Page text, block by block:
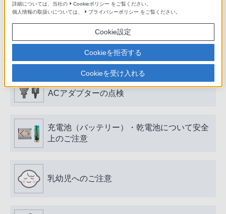
安全で上手な使いかた
愛情点検のおすすめ
電源プラグ・コード、USB端子・ケーブル、
ACアダプターの点検
充電池（バッテリー）・乾電池について安全
上のご注意
乳幼児へのご注意
詳細については、当社の Cookieポリシー をご覧ください。
個人情報の取扱いについては、
プライバシーポリシー をご覧ください。
Cookie設定
Cookieを拒否する
Cookieを受け入れる